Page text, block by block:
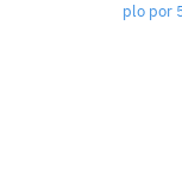
plo por